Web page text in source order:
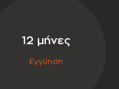
12 μήνες
Εγγύηση